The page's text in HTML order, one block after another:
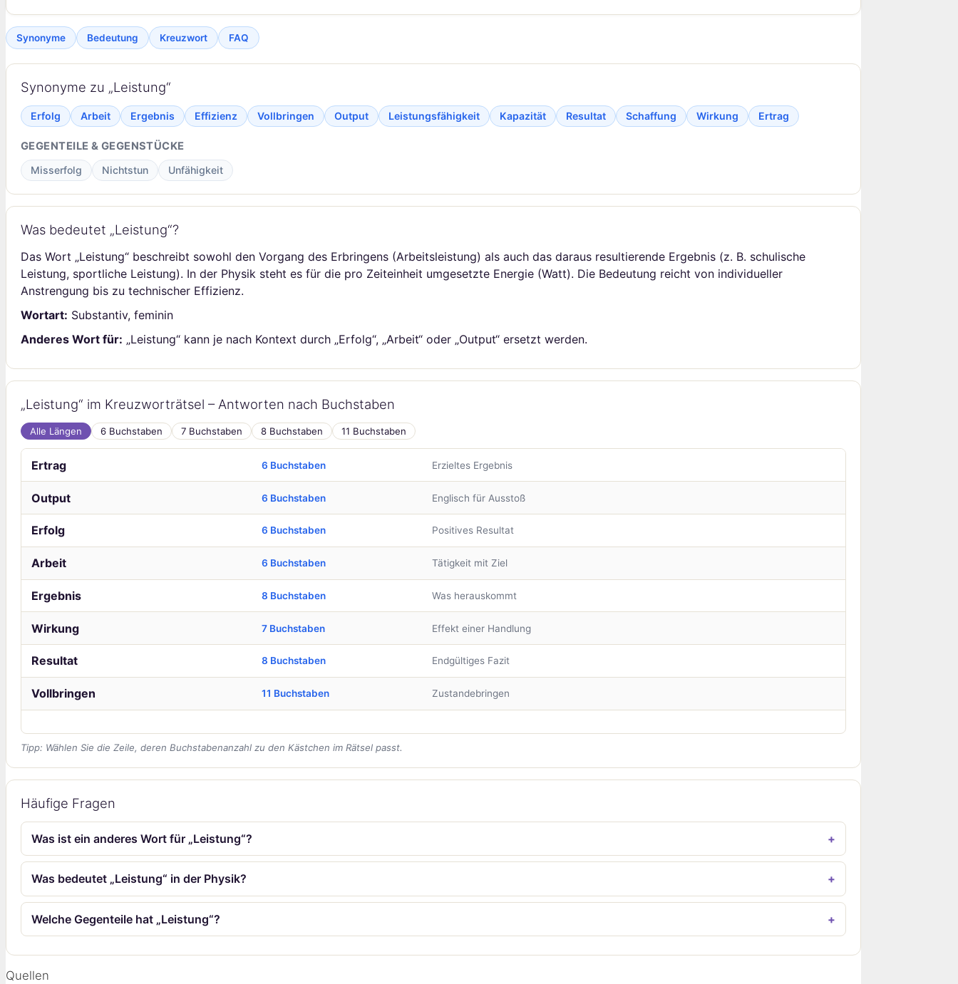
Synonyme Bedeutung Kreuzwort FAQ
Synonyme zu „Leistung“
Erfolg Arbeit Ergebnis Effizienz Vollbringen Output Leistungsfähigkeit Kapazität Resultat Schaffung Wirkung Ertrag
GEGENTEILE & GEGENSTÜCKE
Misserfolg Nichtstun Unfähigkeit
Was bedeutet „Leistung“?
Das Wort „Leistung“ beschreibt sowohl den Vorgang des Erbringens (Arbeitsleistung) als auch das daraus resultierende Ergebnis (z. B. schulische
Leistung, sportliche Leistung). In der Physik steht es für die pro Zeiteinheit umgesetzte Energie (Watt). Die Bedeutung reicht von individueller
Anstrengung bis zu technischer Effizienz.
Wortart: Substantiv, feminin
Anderes Wort für: „Leistung“ kann je nach Kontext durch „Erfolg“, „Arbeit“ oder „Output“ ersetzt werden.
„Leistung“ im Kreuzworträtsel – Antworten nach Buchstaben
Alle Längen 6 Buchstaben 7 Buchstaben 8 Buchstaben 11 Buchstaben
Ertrag 6 Buchstaben Erzieltes Ergebnis
Output 6 Buchstaben Englisch für Ausstoß
Erfolg 6 Buchstaben Positives Resultat
Arbeit 6 Buchstaben Tätigkeit mit Ziel
Ergebnis 8 Buchstaben Was herauskommt
Wirkung 7 Buchstaben Effekt einer Handlung
Resultat 8 Buchstaben Endgültiges Fazit
Vollbringen 11 Buchstaben Zustandebringen
Tipp: Wählen Sie die Zeile, deren Buchstabenanzahl zu den Kästchen im Rätsel passt.
Häufige Fragen
Was ist ein anderes Wort für „Leistung“?
Was bedeutet „Leistung“ in der Physik?
Welche Gegenteile hat „Leistung“?
Quellen